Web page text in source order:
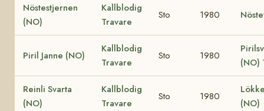
Nöstestjernen
(NO)
Kallblodig
Travare
Sto 1980
Piril Janne (NO)
Kallblodig
Travare
Sto 1980
(NO)
Reinli Svarta
(NO)
Kallblodig
Travare
Sto 1980
(NO)